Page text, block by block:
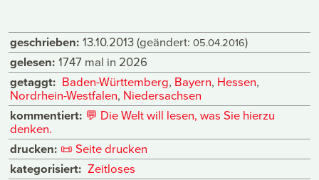
geschrieben: 13.10.2013(geändert: 05.04.2016)
gelesen: 1747 mal in 2026
getaggt: Baden-Württemberg, Bayern, Hessen,
Nordrhein-Westfalen, Niedersachsen
kommentiert: 💬 Die Welt will lesen, was Sie hierzu
denken.
drucken: 📜 Seite drucken
kategorisiert: Zeitloses